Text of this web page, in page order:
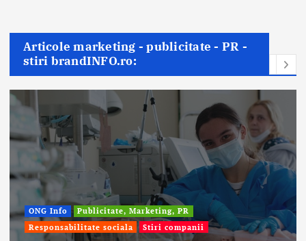
Articole marketing - publicitate - PR -
stiri brandINFO.ro:
ONG Info
Publicitate, Marketing, PR
Responsabilitate sociala
Stiri companii